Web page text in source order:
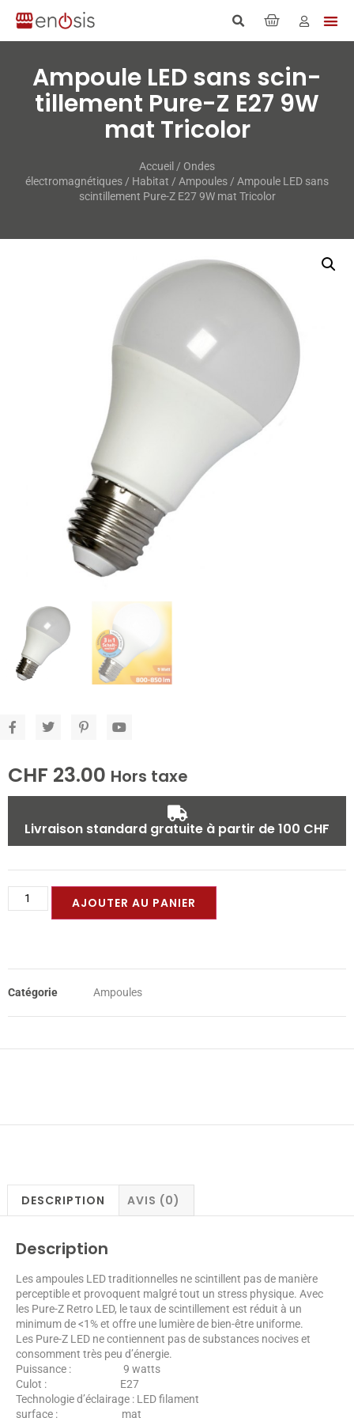
Am­poule LED sans scin­
tille­ment Pure-​Z E27 9W
mat Tri­co­lor
Accueil / Ondes
électromagnétiques / Habitat / Ampoules / Am­poule LED sans
scin­tille­ment Pure-​Z E27 9W mat Tri­co­lor
CHF 23.00 Hors taxe
Livraison standard gratuite à partir de 100 CHF
AJOUTER AU PANIER
Catégorie Ampoules
DESCRIPTION AVIS (0)
Description
Les ampoules LED traditionnelles ne scintillent pas de manière
perceptible et provoquent malgré tout un stress physique. Avec
les Pure-Z Retro LED, le taux de scintillement est réduit à un
minimum de <1% et offre une lumière de bien-être uniforme.
Les Pure-Z LED ne contiennent pas de substances nocives et
consomment très peu d’énergie.
Puissance : 9 watts
Culot : E27
Technologie d’éclairage : LED filament
surface : mat